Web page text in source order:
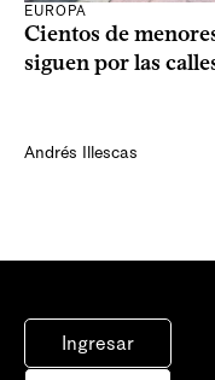
EUROPA
Cientos de
siguen por las
Andrés Illescas
Ingresar